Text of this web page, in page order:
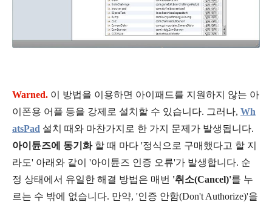
Warned. 이 방법을 이용하면 아이패드를 지원하지 않는 아
이폰용 어플 등을 강제로 설치할 수 있습니다. 그러나, Wh
atsPad 설치 때와 마찬가지로 한 가지 문제가 발생됩니다.
아이튠즈에 동기화할 때 마다 '정식으로 구매했다고 할 지
라도' 아래와 같이 '아이튠즈 인증 오류'가 발생합니다. 순
정 상태에서 유일한 해결 방법은 매번 '취소(Cancel)'를 누
르는 수 밖에 없습니다. 만약, '인증 안함(Don't Authorize)'을